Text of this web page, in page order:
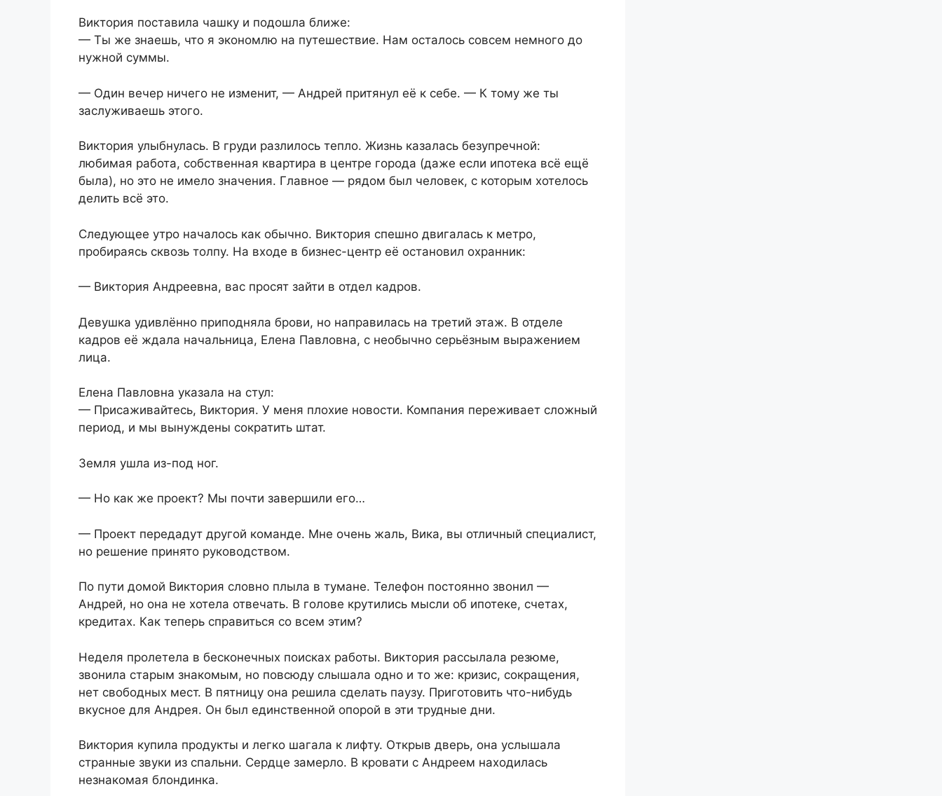
Виктория поставила чашку и подошла ближе:
— Ты же знаешь, что я экономлю на путешествие. Нам осталось совсем немного до
нужной суммы.
— Один вечер ничего не изменит, — Андрей притянул её к себе. — К тому же ты
заслуживаешь этого.
Виктория улыбнулась. В груди разлилось тепло. Жизнь казалась безупречной:
любимая работа, собственная квартира в центре города (даже если ипотека всё ещё
была), но это не имело значения. Главное — рядом был человек, с которым хотелось
делить всё это.
Следующее утро началось как обычно. Виктория спешно двигалась к метро,
пробираясь сквозь толпу. На входе в бизнес-центр её остановил охранник:
— Виктория Андреевна, вас просят зайти в отдел кадров.
Девушка удивлённо приподняла брови, но направилась на третий этаж. В отделе
кадров её ждала начальница, Елена Павловна, с необычно серьёзным выражением
лица.
Елена Павловна указала на стул:
— Присаживайтесь, Виктория. У меня плохие новости. Компания переживает сложный
период, и мы вынуждены сократить штат.
Земля ушла из-под ног.
— Но как же проект? Мы почти завершили его…
— Проект передадут другой команде. Мне очень жаль, Вика, вы отличный специалист,
но решение принято руководством.
По пути домой Виктория словно плыла в тумане. Телефон постоянно звонил —
Андрей, но она не хотела отвечать. В голове крутились мысли об ипотеке, счетах,
кредитах. Как теперь справиться со всем этим?
Неделя пролетела в бесконечных поисках работы. Виктория рассылала резюме,
звонила старым знакомым, но повсюду слышала одно и то же: кризис, сокращения,
нет свободных мест. В пятницу она решила сделать паузу. Приготовить что-нибудь
вкусное для Андрея. Он был единственной опорой в эти трудные дни.
Виктория купила продукты и легко шагала к лифту. Открыв дверь, она услышала
странные звуки из спальни. Сердце замерло. В кровати с Андреем находилась
незнакомая блондинка.